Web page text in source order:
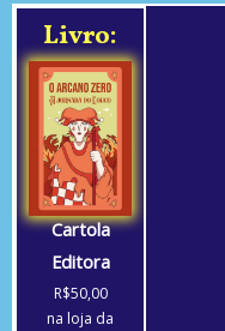
Livro:
Cartola
Editora
R$50,00
na loja da